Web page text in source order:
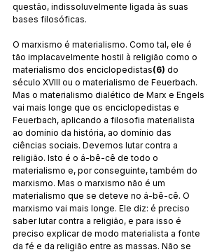
questão, indissoluvelmente ligada às suas
bases filosóficas.
O marxismo é materialismo. Como tal, ele é
tão implacavelmente hostil à religião como o
materialismo dos enciclopedistas(6) do
século XVIII ou o materialismo de Feuerbach.
Mas o materialismo dialético de Marx e Engels
vai mais longe que os enciclopedistas e
Feuerbach, aplicando a filosofia materialista
ao domínio da história, ao domínio das
ciências sociais. Devemos lutar contra a
religião. Isto é o á-bê-cê de todo o
materialismo e, por conseguinte, também do
marxismo. Mas o marxismo não é um
materialismo que se deteve no á-bê-cê. O
marxismo vai mais longe. Ele diz: é preciso
saber lutar contra a religião, e para isso é
preciso explicar de modo materialista a fonte
da fé e da religião entre as massas. Não se